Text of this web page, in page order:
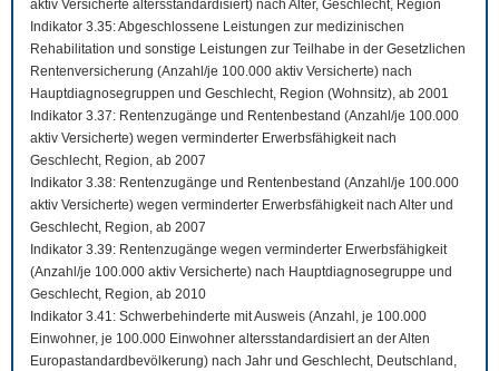
aktiv Versicherte altersstandardisiert) nach Alter, Geschlecht, Region
Indikator 3.35: Abgeschlossene Leistungen zur medizinischen
Rehabilitation und sonstige Leistungen zur Teilhabe in der Gesetzlichen
Rentenversicherung (Anzahl/je 100.000 aktiv Versicherte) nach
Hauptdiagnosegruppen und Geschlecht, Region (Wohnsitz), ab 2001
Indikator 3.37: Rentenzugänge und Rentenbestand (Anzahl/je 100.000
aktiv Versicherte) wegen verminderter Erwerbsfähigkeit nach
Geschlecht, Region, ab 2007
Indikator 3.38: Rentenzugänge und Rentenbestand (Anzahl/je 100.000
aktiv Versicherte) wegen verminderter Erwerbsfähigkeit nach Alter und
Geschlecht, Region, ab 2007
Indikator 3.39: Rentenzugänge wegen verminderter Erwerbsfähigkeit
(Anzahl/je 100.000 aktiv Versicherte) nach Hauptdiagnosegruppe und
Geschlecht, Region, ab 2010
Indikator 3.41: Schwerbehinderte mit Ausweis (Anzahl, je 100.000
Einwohner, je 100.000 Einwohner altersstandardisiert an der Alten
Europastandardbevölkerung) nach Jahr und Geschlecht, Deutschland,